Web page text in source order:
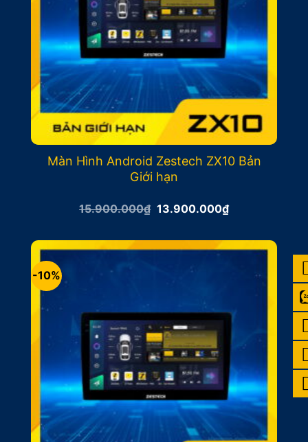
Màn Hình Android Zestech ZX10 Bản
Giới hạn
15.900.000₫ Giá
15.900.000₫.
13.900.000₫Giá
hiện
là:
13.900.000₫.
-10%